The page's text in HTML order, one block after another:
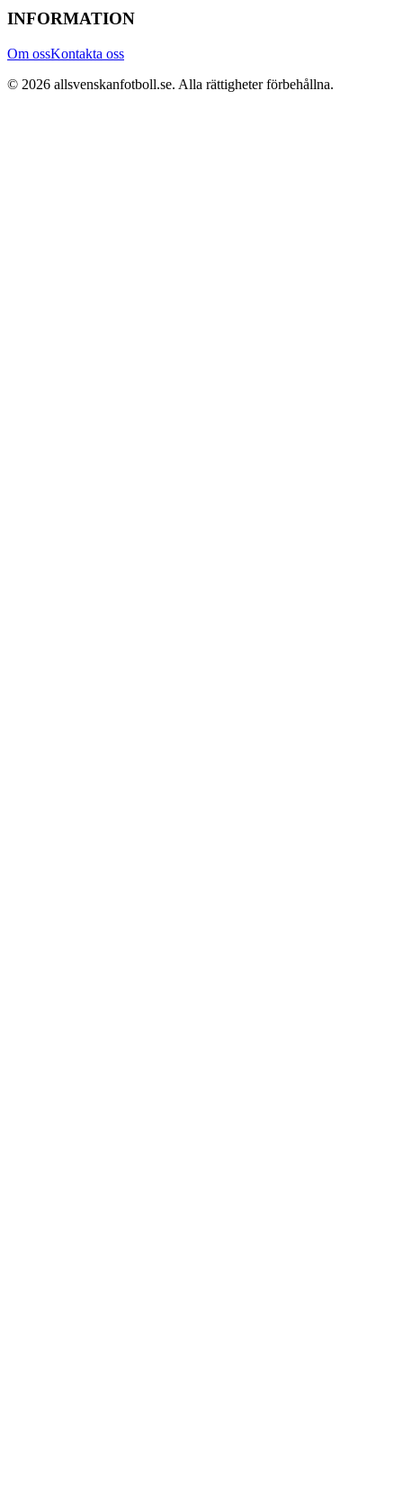
INFORMATION
Om ossKontakta oss
© 2026 allsvenskanfotboll.se. Alla rättigheter förbehållna.